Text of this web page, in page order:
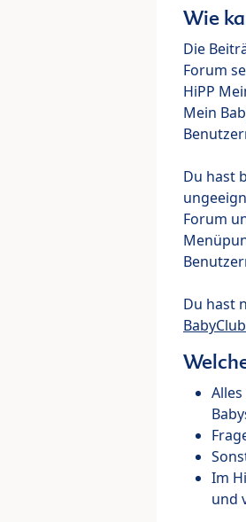
Wie
Die
Forum
HiPP
Mein
Du hast
Forum
Du hast
Im
und